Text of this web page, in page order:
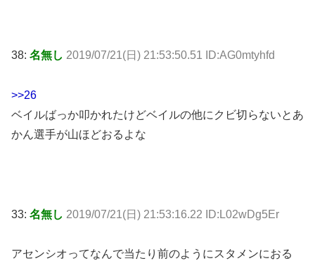
38: 名無し 2019/07/21(日) 21:53:50.51 ID:AG0mtyhfd
>>26
ベイルばっか叩かれたけどベイルの他にクビ切らないとあ
かん選手が山ほどおるよな
33: 名無し 2019/07/21(日) 21:53:16.22 ID:L02wDg5Er
アセンシオってなんで当たり前のようにスタメンにおる